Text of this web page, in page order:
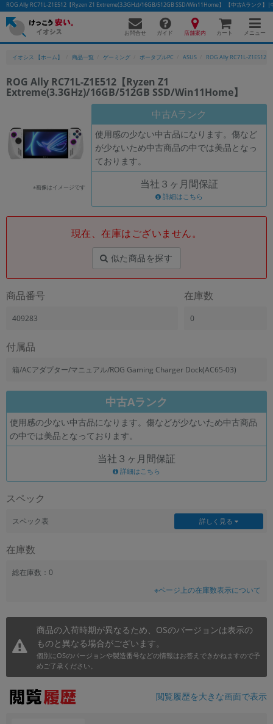
ROG Ally RC71L-Z1E512【Ryzen Z1 Extreme(3.3GHz)/16GB/512GB SSD/Win11Home】 【中古Aランク】
お問合せ ガイド 店舗案内 カート メニュー
イオシス 【ホーム】 商品一覧 ゲーミング ポータブルPC ASUS ROG Ally RC71L-Z1E512
ROG Ally RC71L-Z1E512【Ryzen Z1
Extreme(3.3GHz)/16GB/512GB SSD/Win11Home】
※画像はイメージです
中古Aランク
使用感の少ない中古品になります。傷など
が少ないため中古商品の中では美品となっ
ております。
当社３ヶ月間保証
詳細はこちら
現在、在庫はございません。
似た商品を探す
商品番号
409283
在庫数
0
付属品
箱/ACアダプター/マニュアル/ROG Gaming Charger Dock(AC65-03)
中古Aランク
使用感の少ない中古品になります。傷などが少ないため中古商品
の中では美品となっております。
当社３ヶ月間保証
詳細はこちら
スペック
スペック表 詳しく見る
在庫数
総在庫数：0
※ページ上の在庫数表示について
商品の入荷時期が異なるため、OSのバージョンは表示の
ものと異なる場合がございます。
個別にOSのバージョンや製造番号などの情報はお答えできかねますので予
めご了承ください。
閲覧履歴を大きな画面で表示